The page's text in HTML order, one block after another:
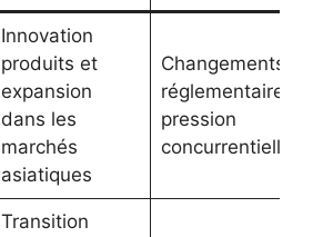
Innovation
produits et
expansion
dans les
marchés
asiatiques
Changements
réglementaires,
pression
concurrentielle
Transition